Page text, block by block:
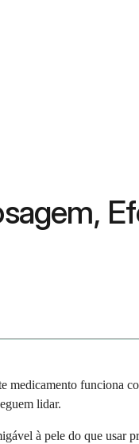
medicamento funciona
lidar.
à pele do que usar